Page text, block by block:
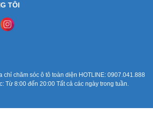
TÔI
chỉ chăm sóc ô tô toàn diện HOTLINE: 0907.041.888
Từ 8:00 đến 20:00 Tất cả các ngày trong tuần.